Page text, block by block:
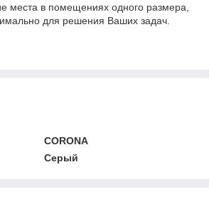
места в помещениях одного размера,
для решения Ваших задач.
CORONA
Серый